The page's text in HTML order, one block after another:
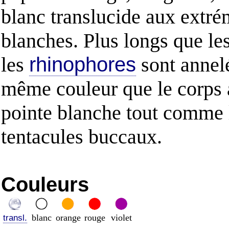
blanc translucide aux
blanches. Plus longs que
les rhinophores sont
même couleur que le corps
pointe blanche tout comme
tentacules buccaux.
Couleurs
transl. blanc orange rouge violet